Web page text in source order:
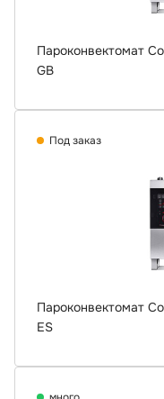
Пароконвектомат
GB
Под заказ
Пароконвектомат
ES